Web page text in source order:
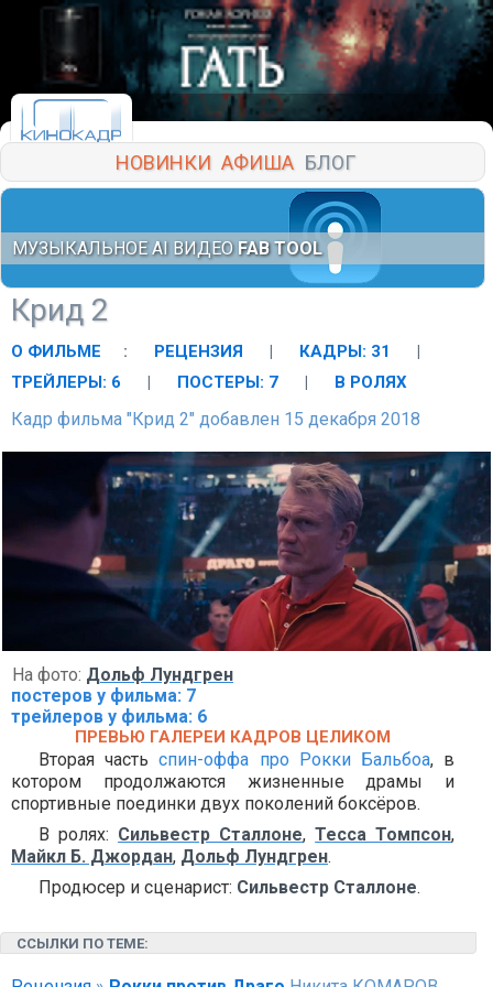
НОВИНКИ АФИША БЛОГ
МУЗЫКАЛЬНОЕ AI ВИДЕО FAB TOOL
Крид 2
О ФИЛЬМЕ : РЕЦЕНЗИЯ | КАДРЫ: 31
|
ТРЕЙЛЕРЫ: 6
| ПОСТЕРЫ: 7 | В РОЛЯХ
Кадр фильма "Крид 2" добавлен 15 декабря 2018
На фото: Дольф Лундгрен
постеров у фильма: 7
трейлеров у фильма: 6
ПРЕВЬЮ ГАЛЕРЕИ КАДРОВ ЦЕЛИКОМ
Вторая частьспин-оффа про Рокки Бальбоа, в
котором продолжаются жизненные драмы и
спортивные поединки двух поколений боксёров.
В ролях: Сильвестр Сталлоне,Тесса Томпсон,
Майкл Б. Джордан, Дольф Лундгрен.
Продюсер и сценарист: Сильвестр Сталлоне.
ССЫЛКИ ПО ТЕМЕ: